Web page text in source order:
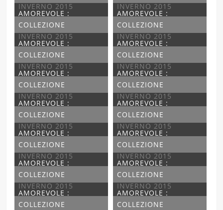
INVERNO 2015
INVERNO 2015
AMOREVOLE :
COLLEZIONE
INVERNO 2015
AMOREVOLE :
COLLEZIONE
INVERNO 2015
AMOREVOLE :
COLLEZIONE
INVERNO 2015
AMOREVOLE :
COLLEZIONE
INVERNO 2015
AMOREVOLE :
COLLEZIONE
INVERNO 2015
AMOREVOLE :
COLLEZIONE
INVERNO 2015
AMOREVOLE :
COLLEZIONE
INVERNO 2015
AMOREVOLE :
COLLEZIONE
INVERNO 2015
AMOREVOLE :
COLLEZIONE
INVERNO 2015
AMOREVOLE :
COLLEZIONE
INVERNO 2015
AMOREVOLE :
COLLEZIONE
INVERNO 2015
AMOREVOLE :
COLLEZIONE
INVERNO 2015
AMOREVOLE :
COLLEZIONE
AMOREVOLE :
COLLEZIONE